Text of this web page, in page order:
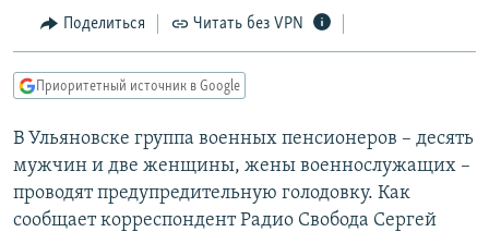
Вернутся
главной
навигации
Вернутся
поиску
МНЕНИЯ
IDEL.РЕАЛИИ
КАВКАЗ.РЕАЛИИ
СЕВЕР.РЕАЛИИ
СИБИРЬ.РЕАЛИИ
Поделиться Читать без VPN
Приоритетный источник в Google
В Ульяновске группа военных пенсионеров – десять
мужчин и две женщины, жены военнослужащих –
проводят предупредительную голодовку. Как
сообщает корреспондент Радио Свобода Сергей